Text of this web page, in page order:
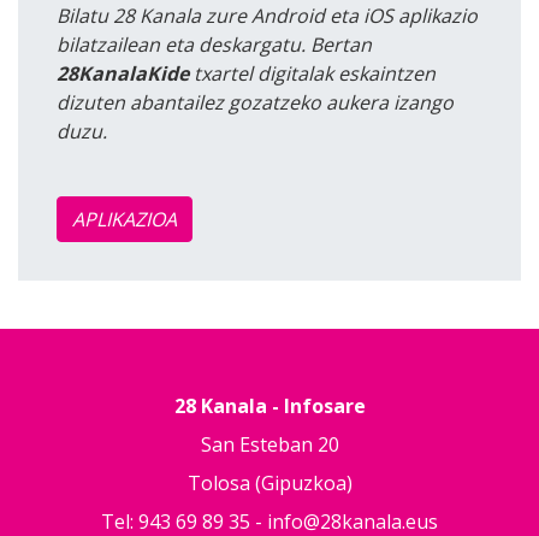
Bilatu 28 Kanala zure Android eta iOS aplikazio
bilatzailean eta deskargatu. Bertan
28KanalaKidetxartel digitalak eskaintzen
dizuten abantailez gozatzeko aukera izango
duzu.
APLIKAZIOA
28 Kanala - Infosare
San Esteban 20
Tolosa (Gipuzkoa)
Tel: 943 69 89 35 - info@28kanala.eus